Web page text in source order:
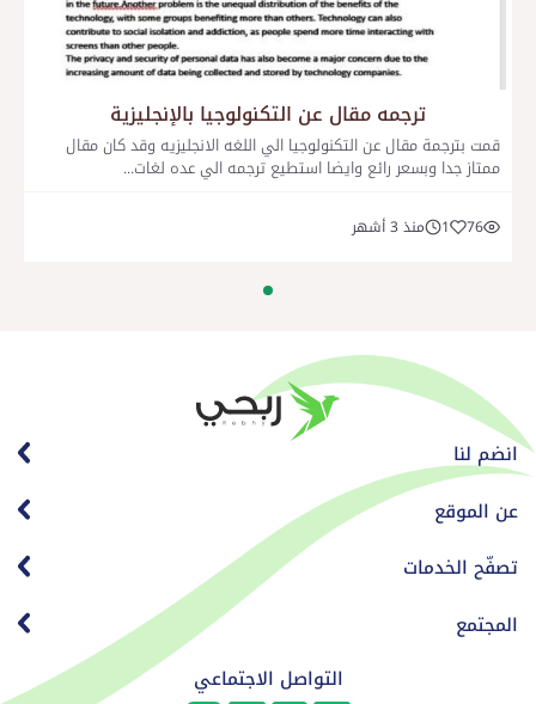
ترجمه مقال عن التكنولوجيا بالإنجليزية
قمت بترجمة مقال عن التكنولوجيا الي اللغه الانجليزيه وقد كان مقال
ممتاز جدا وبسعر رائع وايضا استطيع ترجمه الي عده لغات...
76
1 منذ 3 أشهر
انضم لنا
عن الموقع
تصفّح الخدمات
المجتمع
التواصل الاجتماعي